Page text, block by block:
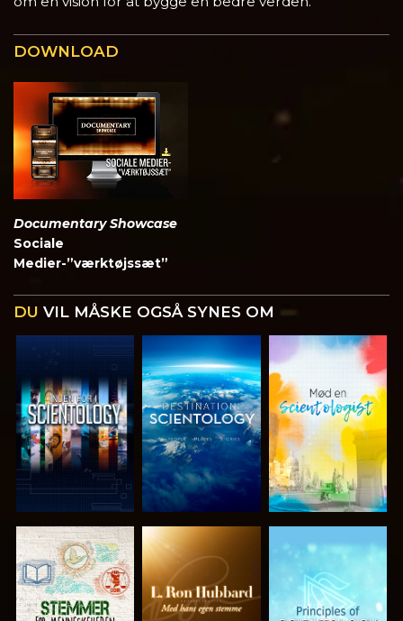
DOWNLOAD
Documentary Showcase
Sociale
Medier-”værktøjssæt”
DU VIL MÅSKE OGSÅ SYNES OM
UDFORSK
SERIEN
UDFORSK
SERIEN
UDFORSK
SERIEN